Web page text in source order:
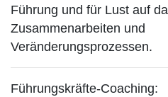
Führung und für Lust auf
Zusammenarbeiten und
Veränderungsprozessen.
Führungskräfte-Coaching: